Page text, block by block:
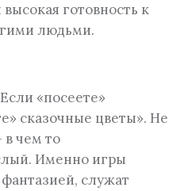
готовность к
людьми.
«посеете»
сказочные цветы». Не
в чем то
Именно игры
служат